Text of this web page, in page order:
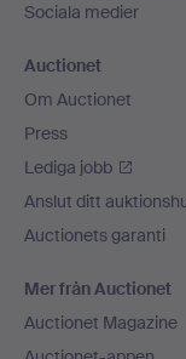
Sociala medier
Auctionet
Om Auctionet
Press
Lediga jobb
Anslut ditt
Auctionets garanti
Mer från Auctionet
Auctionet Magazine